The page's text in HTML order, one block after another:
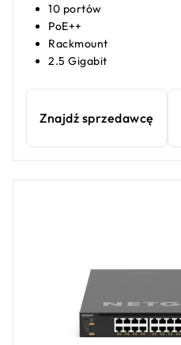
10 portów
PoE++
Rackmount
2.5 Gigabit
Znajdź sprzedawcę